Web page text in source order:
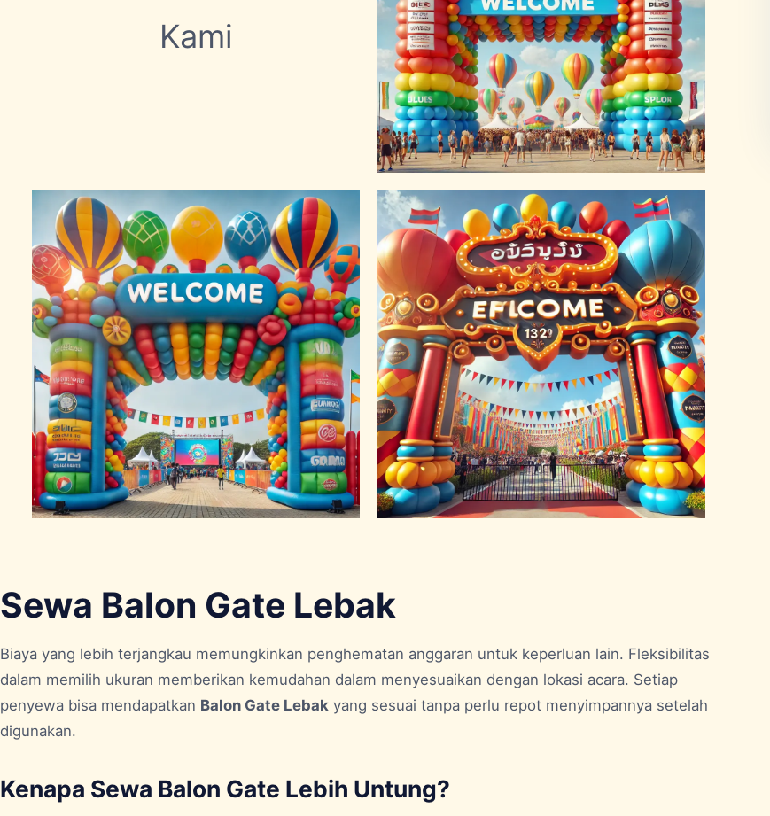
Kami
Sewa Balon Gate Lebak
Biaya yang lebih terjangkau memungkinkan penghematan anggaran untuk keperluan lain. Fleksibilitas
dalam memilih ukuran memberikan kemudahan dalam menyesuaikan dengan lokasi acara. Setiap
penyewa bisa mendapatkan Balon Gate Lebak yang sesuai tanpa perlu repot menyimpannya setelah
digunakan.
Kenapa Sewa Balon Gate Lebih Untung?